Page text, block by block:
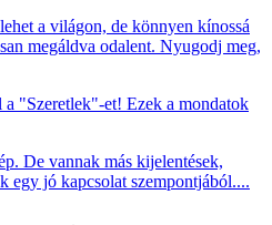
a világon, de könnyen kínossá
megáldva odalent. Nyugodj meg,
a "Szeretlek"-et! Ezek a mondatok
De vannak más kijelentések,
egy jó kapcsolat szempontjából....